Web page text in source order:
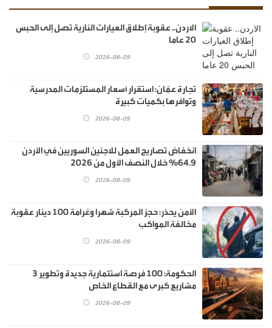
الاردن.. عقوبة إطلاق العيارات النارية تصل إلى الحبس
20 عاما
2026-08-09
تجارة عمّان: استقرار أسعار المستلزمات المدرسية
وتوافرها بكميات كبيرة
2026-08-09
انخفاض تصاريح العمل للاجئين السوريين في الأردن
64.9% خلال النصف الأول من 2026
2026-08-09
الأمن يحذر: حجز المركبة شهرا وغرامة 100 دينار عقوبة
مخالفة المواكب
2026-08-09
الحكومة: 100 فرصة استثمارية جديدة وتطوير 3
مشاريع كبرى مع القطاع الخاص
2026-08-09